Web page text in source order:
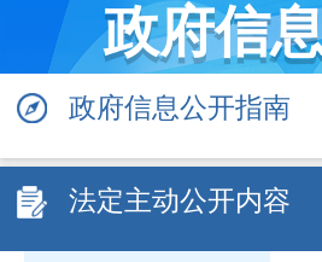
政府信
政府信息公开指南
法定主动公开内容